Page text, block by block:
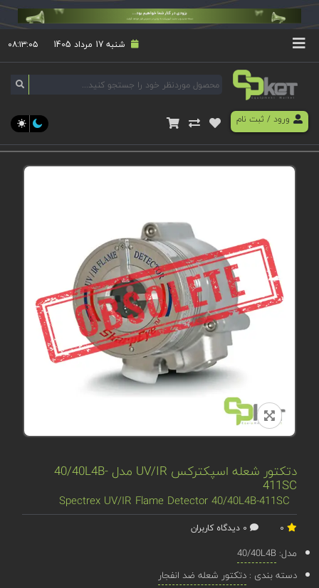
شنبه 17 مرداد 1405 ۰۸:۱۳:۰۶
ورود/ ثبت نام
دتکتور شعله اسپکترکس UV/IR مدل 40/40L4B-
411SC
Spectrex UV/IR Flame Detector 40/40L4B-411SC
مدل:40/40L4B
دسته بندی :دتکتور شعله ضد انفجار